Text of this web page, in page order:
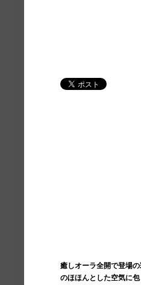
癒しオーラ全開で登場
のほほんとした空気に包